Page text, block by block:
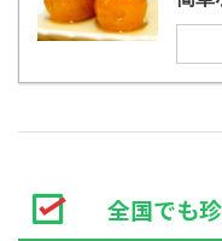
全国でも